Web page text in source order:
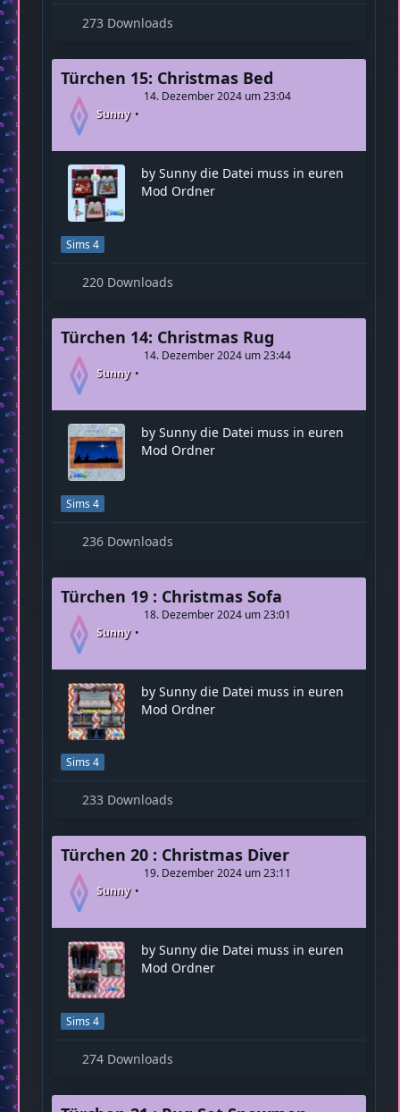
273 Downloads
Türchen 15: Christmas Bed
Sunny
14. Dezember 2024 um 23:04
by Sunny die Datei muss in euren
Mod Ordner
Sims 4
220 Downloads
Türchen 14: Christmas Rug
Sunny
14. Dezember 2024 um 23:44
by Sunny die Datei muss in euren
Mod Ordner
Sims 4
236 Downloads
Türchen 19 : Christmas Sofa
Sunny
18. Dezember 2024 um 23:01
by Sunny die Datei muss in euren
Mod Ordner
Sims 4
233 Downloads
Türchen 20 : Christmas Diver
Sunny
19. Dezember 2024 um 23:11
by Sunny die Datei muss in euren
Mod Ordner
Sims 4
274 Downloads